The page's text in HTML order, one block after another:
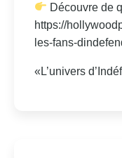
Découvre de
https://
les-fans-
«L’univers